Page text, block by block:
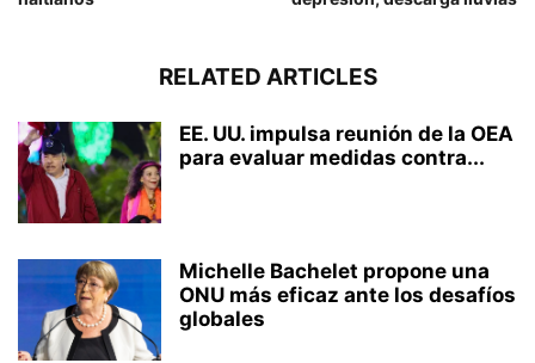
RELATED ARTICLES
EE. UU. impulsa reunión de la OEA
para evaluar medidas contra...
Michelle Bachelet propone una
ONU más eficaz ante los desafíos
globales